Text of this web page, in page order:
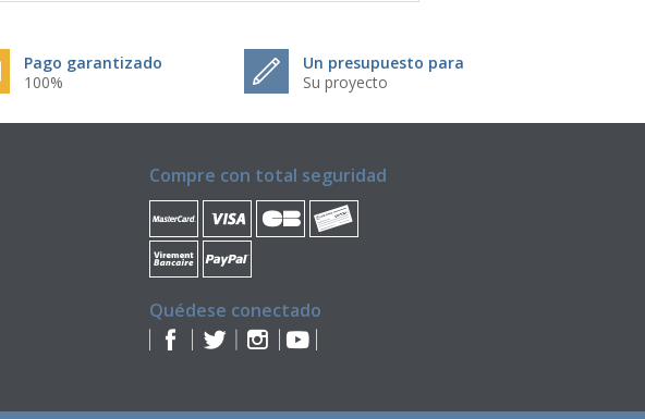
Pago garantizado
100%
Un presupuesto para
Su proyecto
Compre con total seguridad
Quédese conectado